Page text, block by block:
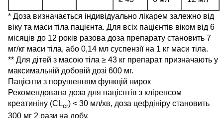
* Доза визначається індивідуально лікарем залежно від
віку та маси тіла пацієнта. Для всіх пацієнтів віком від 6
місяців до 12 років разова доза препарату становить 7
мг/кг маси тіла, або 0,14 мл суспензії на 1 кг маси тіла.
** Для дітей з масою тіла ≥ 43 кг препарат призначають у
максимальній добовій дозі 600 мг.
Пацієнти з порушенням функцій нирок
Рекомендована доза для пацієнтів з кліренсом
креатиніну (СLcr) < 30 мл/хв, доза цефдініру становить
300 мг 2 рази на добу.